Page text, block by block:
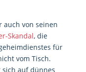
auch von seinen
Skandal, die
für
vom Tisch.
auf dünnes